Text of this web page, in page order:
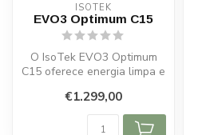
ISOTEK
EVO3 Optimum C15
O IsoTek EVO3 Optimum
C15 oferece energia limpa e
condutores OC...
€1.299,00